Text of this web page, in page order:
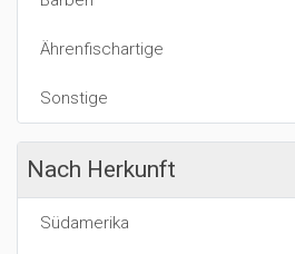
Ährenfischartige
Sonstige
Nach Herkunft
Südamerika